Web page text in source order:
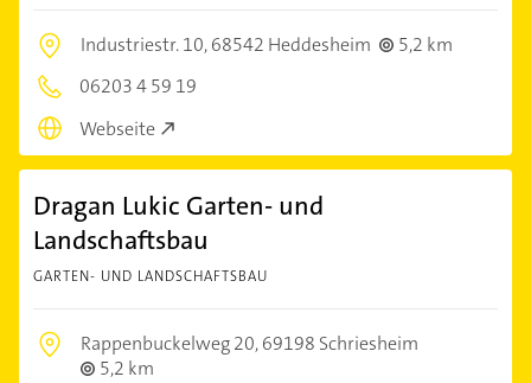
Industriestr. 10,68542 Heddesheim
5,2 km
06203 4 59 19
Webseite
Dragan Lukic Garten- und
Landschaftsbau
GARTEN- UND LANDSCHAFTSBAU
Rappenbuckelweg 20,69198 Schriesheim
5,2 km